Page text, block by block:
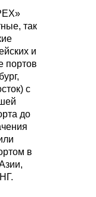
так
и
портов
с
до
в